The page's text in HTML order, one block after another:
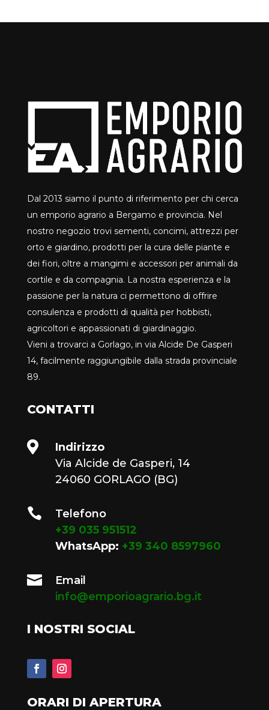
Dal 2013 siamo il punto di riferimento per chi cerca
un emporio agrario a Bergamo e provincia. Nel
nostro negozio trovi sementi, concimi, attrezzi per
orto e giardino, prodotti per la cura delle piante e
dei fiori, oltre a mangimi e accessori per animali da
cortile e da compagnia. La nostra esperienza e la
passione per la natura ci permettono di offrire
consulenza e prodotti di qualità per hobbisti,
agricoltori e appassionati di giardinaggio.
Vieni a trovarci a Gorlago, in via Alcide De Gasperi
14, facilmente raggiungibile dalla strada provinciale
89.
CONTATTI

Indirizzo
Via Alcide de Gasperi, 14
24060 GORLAGO (BG)

Telefono
+39 035 951512
WhatsApp: +39 340 8597960

Email
info@emporioagrario.bg.it
I NOSTRI SOCIAL
ORARI DI APERTURA